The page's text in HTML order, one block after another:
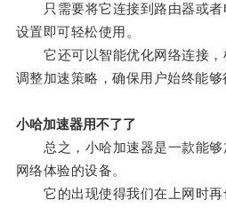
只需要将它连接到路由器或者
设置即可轻松使用。
它还可以智能优化网络连接，
调整加速策略，确保用户始终能够
小哈加速器用不了了
总之，小哈加速器是一款能够
网络体验的设备。
它的出现使得我们在上网时再